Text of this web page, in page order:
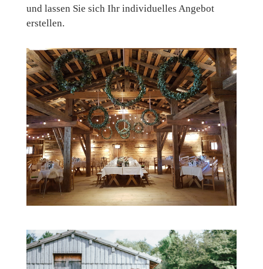
und lassen Sie sich Ihr individuelles Angebot
erstellen.